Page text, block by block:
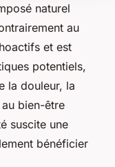
naturel
au
et est
potentiels,
la douleur, la
bien-être
suscite une
bénéficier